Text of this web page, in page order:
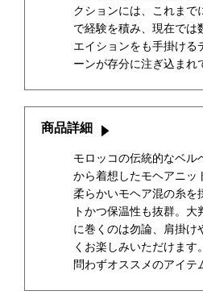
クションには、これまで
で経験を積み、現在では
エイションをも手掛ける
ーンが存分に注ぎ込まれ
商品詳細
モロッコの伝統的なベル
から着想したモヘアニッ
柔らかいモヘア混の糸を
トかつ保温性も抜群。
に巻くのは勿論、肩掛け
くお楽しみいただけます
問わずオススメのアイテ